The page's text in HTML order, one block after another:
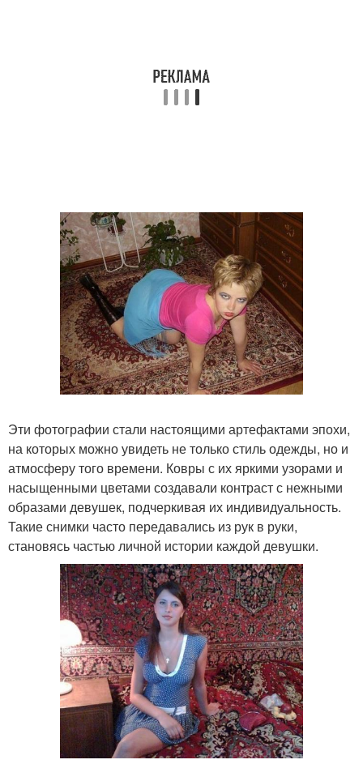
Эти фотографии стали настоящими артефактами эпохи,
на которых можно увидеть не только стиль одежды, но и
атмосферу того времени. Ковры с их яркими узорами и
насыщенными цветами создавали контраст с нежными
образами девушек, подчеркивая их индивидуальность.
Такие снимки часто передавались из рук в руки,
становясь частью личной истории каждой девушки.